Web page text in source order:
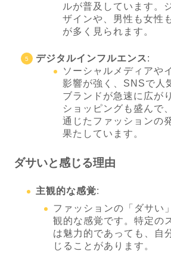
ルが普及しています。
ザインや、男性も女性
が多く見られます。
デジタルインフルエンス:
ソーシャルメディアや
影響が強く、SNSで人
ブランドが急速に広が
ショッピングも盛んで
通じたファッションの
果たしています。
ダサいと感じる理由
主観的な感覚:
ファッションの「ダサい
観的な感覚です。特定の
は魅力的であっても、自
じることがあります。